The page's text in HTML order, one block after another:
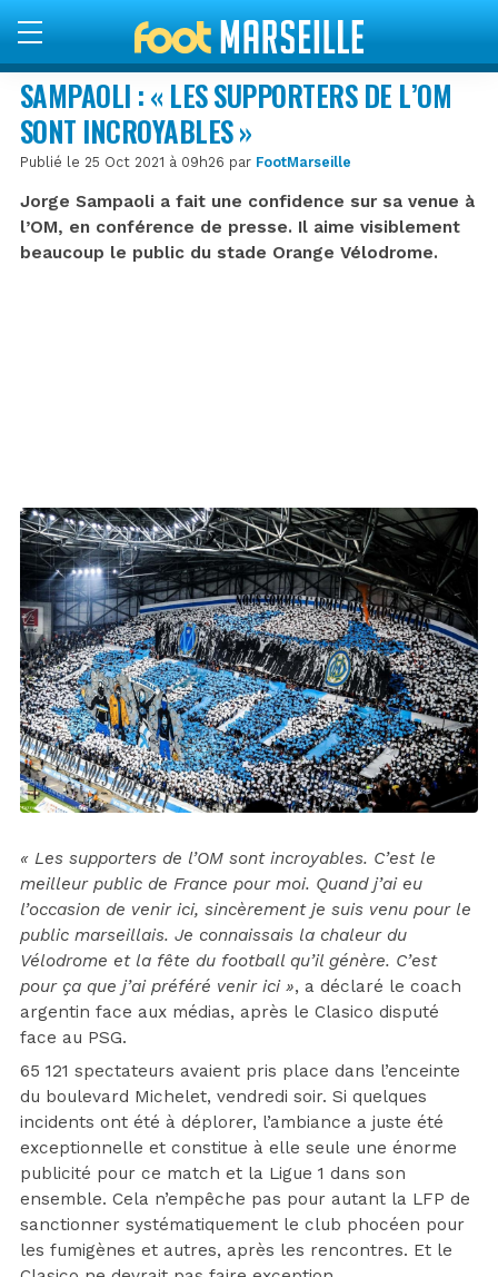
SAMPAOLI : « LES SUPPORTERS DE L’OM
SONT INCROYABLES »
Publié le 25 Oct 2021 à 09h26 par FootMarseille
Jorge Sampaoli a fait une confidence sur sa venue à
l’OM, en conférence de presse. Il aime visiblement
beaucoup le public du stade Orange Vélodrome.
« Les supporters de l’OM sont incroyables. C’est le
meilleur public de France pour moi. Quand j’ai eu
l’occasion de venir ici, sincèrement je suis venu pour le
public marseillais. Je connaissais la chaleur du
Vélodrome et la fête du football qu’il génère. C’est
pour ça que j’ai préféré venir ici », a déclaré le coach
argentin face aux médias, après le Clasico disputé
face au PSG.
65 121 spectateurs avaient pris place dans l’enceinte
du boulevard Michelet, vendredi soir. Si quelques
incidents ont été à déplorer, l’ambiance a juste été
exceptionnelle et constitue à elle seule une énorme
publicité pour ce match et la Ligue 1 dans son
ensemble. Cela n’empêche pas pour autant la LFP de
sanctionner systématiquement le club phocéen pour
les fumigènes et autres, après les rencontres. Et le